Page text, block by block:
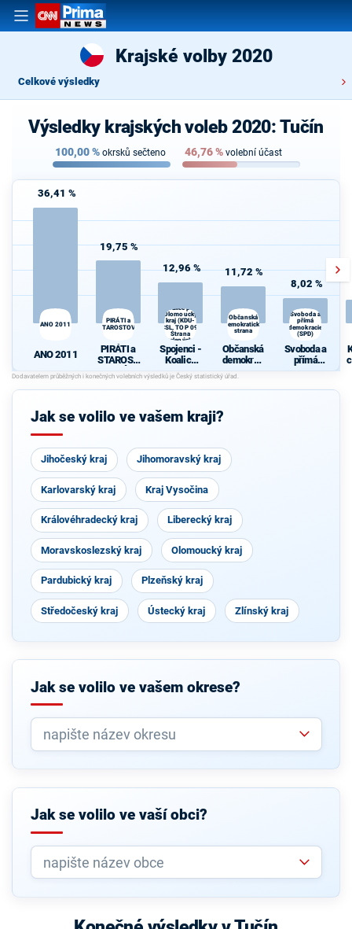
Krajské volby 2020
Celkové výsledky
Výsledky krajských voleb 2020: Tučín
100,00% okrsků sečteno 46,76% volební účast
36,41 %
ANO 2011
ANO 2011
19,75 %
PIRÁTI a
STAROSTOVÉ
PIRÁTI a
STAROST
OVÉ
12,96 %
Koalice pro
Olomoucký
kraj (KDU-
ČSL, TOP 09,
Strana
zelených,
ProOlomouc)
Spojenci -
Koalice
pro
Olomouck
ý kraj
ČSL, TOP
ProOlomo
uc)
11,72 %
Občanská
demokratická
strana
Občanská
demokrati
cká strana
8,02 %
Svoboda a
přímá
demokracie
(SPD)
Svoboda a
přímá
demokraci
Jak se volilo ve vašem kraji?
Jihočeský kraj Jihomoravský kraj
Karlovarský kraj Kraj Vysočina
Královéhradecký kraj Liberecký kraj
Moravskoslezský kraj Olomoucký kraj
Pardubický kraj Plzeňský kraj
Středočeský kraj Ústecký kraj Zlínský kraj
Jak se volilo ve vašem okrese?
Jak se volilo ve vaší obci?